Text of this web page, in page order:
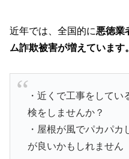
近年では、全国的に悪徳業
ム詐欺被害が増えています。
・近くで工事をして
検をしませんか？
・屋根が風でパカパ
が良いかもしれません